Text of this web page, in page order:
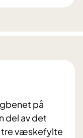
på
del av det
tre væskefylte